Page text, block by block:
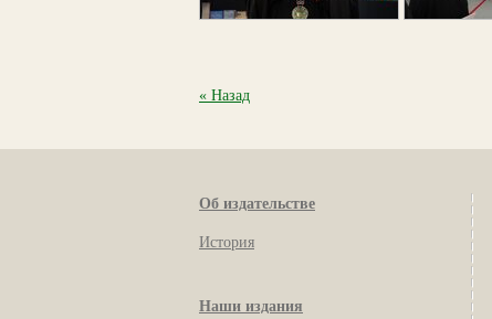
« Назад
Об издательстве
История
Наши издания